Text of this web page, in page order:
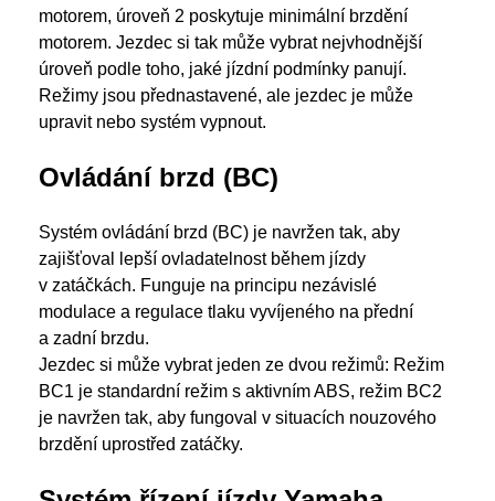
motorem, úroveň 2 poskytuje minimální brzdění
motorem. Jezdec si tak může vybrat nejvhodnější
úroveň podle toho, jaké jízdní podmínky panují.
Režimy jsou přednastavené, ale jezdec je může
upravit nebo systém vypnout.
Ovládání brzd (BC)
Systém ovládání brzd (BC) je navržen tak, aby
zajišťoval lepší ovladatelnost během jízdy
v zatáčkách. Funguje na principu nezávislé
modulace a regulace tlaku vyvíjeného na přední
a zadní brzdu.
Jezdec si může vybrat jeden ze dvou režimů: Režim
BC1 je standardní režim s aktivním ABS, režim BC2
je navržen tak, aby fungoval v situacích nouzového
brzdění uprostřed zatáčky.